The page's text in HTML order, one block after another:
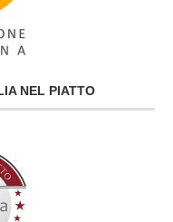
NEL PIATTO